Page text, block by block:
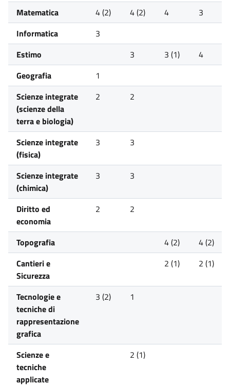
Matematica 4 (2) 4 (2) 4
3
Informatica
3
Estimo
3 3 (1)
4
Geografia
1
Scienze integrate
(scienze della
terra e biologia)
2 2
Scienze integrate
(fisica)
3 3
Scienze integrate
(chimica)
3 3
Diritto ed
economia
2 2
Topografia 4 (2)
4 (2)
Cantieri e
Sicurezza
2 (1) 2 (1)
Tecnologie e
tecniche di
rappresentazione
grafica
3 (2) 1
Scienze e
tecniche
applicate
2 (1)